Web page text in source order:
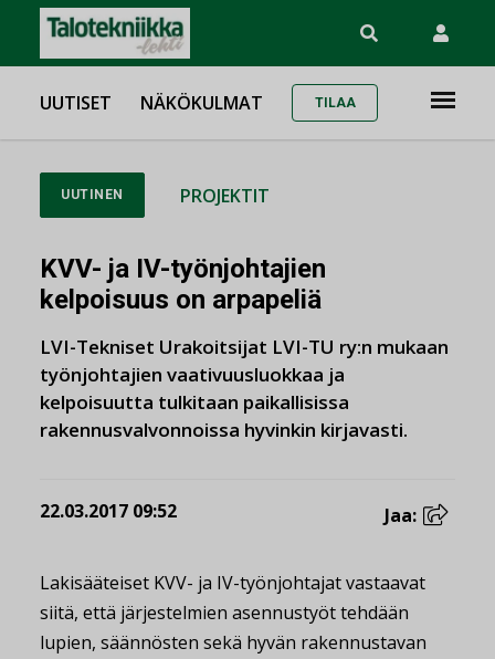
UUTISET NÄKÖKULMAT TILAA
UUTINEN PROJEKTIT
KVV- ja IV-työnjohtajien
kelpoisuus on arpapeliä
LVI-Tekniset Urakoitsijat LVI-TU ry:n mukaan
työnjohtajien vaativuusluokkaa ja
kelpoisuutta tulkitaan paikallisissa
rakennusvalvonnoissa hyvinkin kirjavasti.
22.03.2017 09:52 Jaa:
Lakisääteiset KVV- ja IV-työnjohtajat vastaavat
siitä, että järjestelmien asennustyöt tehdään
lupien, säännösten sekä hyvän rakennustavan